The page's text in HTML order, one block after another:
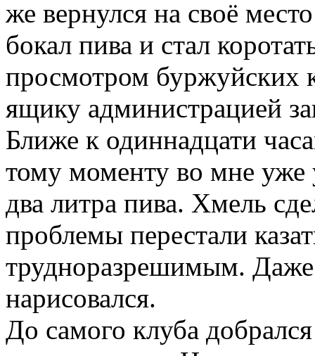
же вернулся на своё
бокал пива и стал
просмотром буржуйских
ящику администрацией
Ближе к одиннадцати
тому моменту во мне
два литра пива. Хмель
проблемы перестали
трудноразрешимым. Даже
нарисовался.
До самого клуба